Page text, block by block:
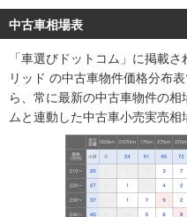
中古車相場表
「車選びドットコム」に掲載
リッド の中古車物件価格分布
ら、常に最新の中古車物件の
ムと連動した中古車小売実売相